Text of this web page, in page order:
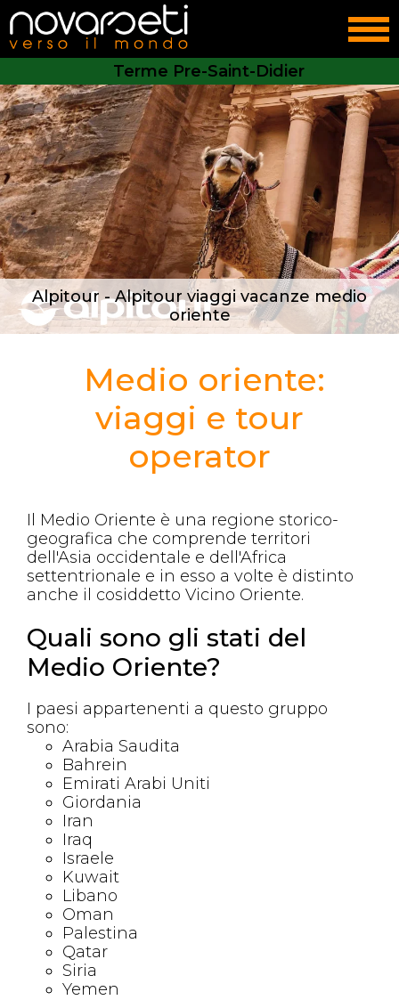
Terme Pre-Saint-Didier
Alpitour - Alpitour viaggi vacanze medio
oriente
Medio oriente:
viaggi e tour
operator
Il Medio Oriente è una regione storico-
geografica che comprende territori
dell'Asia occidentale e dell'Africa
settentrionale e in esso a volte è distinto
anche il cosiddetto Vicino Oriente.
Quali sono gli stati del
Medio Oriente?
I paesi appartenenti a questo gruppo
sono:
Arabia Saudita
Bahrein
Emirati Arabi Uniti
Giordania
Iran
Iraq
Israele
Kuwait
Libano
Oman
Palestina
Qatar
Siria
Yemen